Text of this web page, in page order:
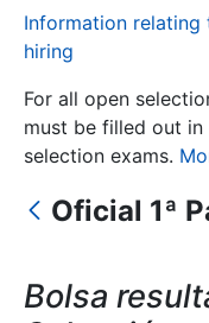
Show/Hide
Information
hiring
For all open
must be filled out
selection exams.
Oficial 1ª
Bolsa